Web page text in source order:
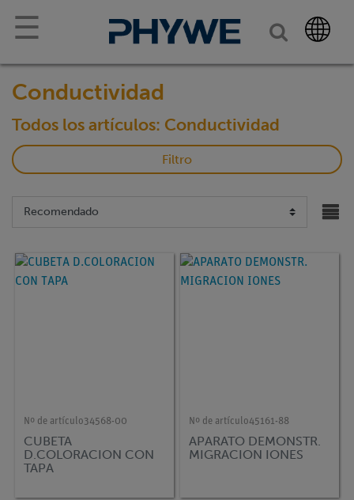
☰
Conductividad
Todos los artículos: Conductividad
Filtro
Nº de artículo34568-00
CUBETA
D.COLORACION CON
TAPA
Nº de artículo45161-88
APARATO DEMONSTR.
MIGRACION IONES